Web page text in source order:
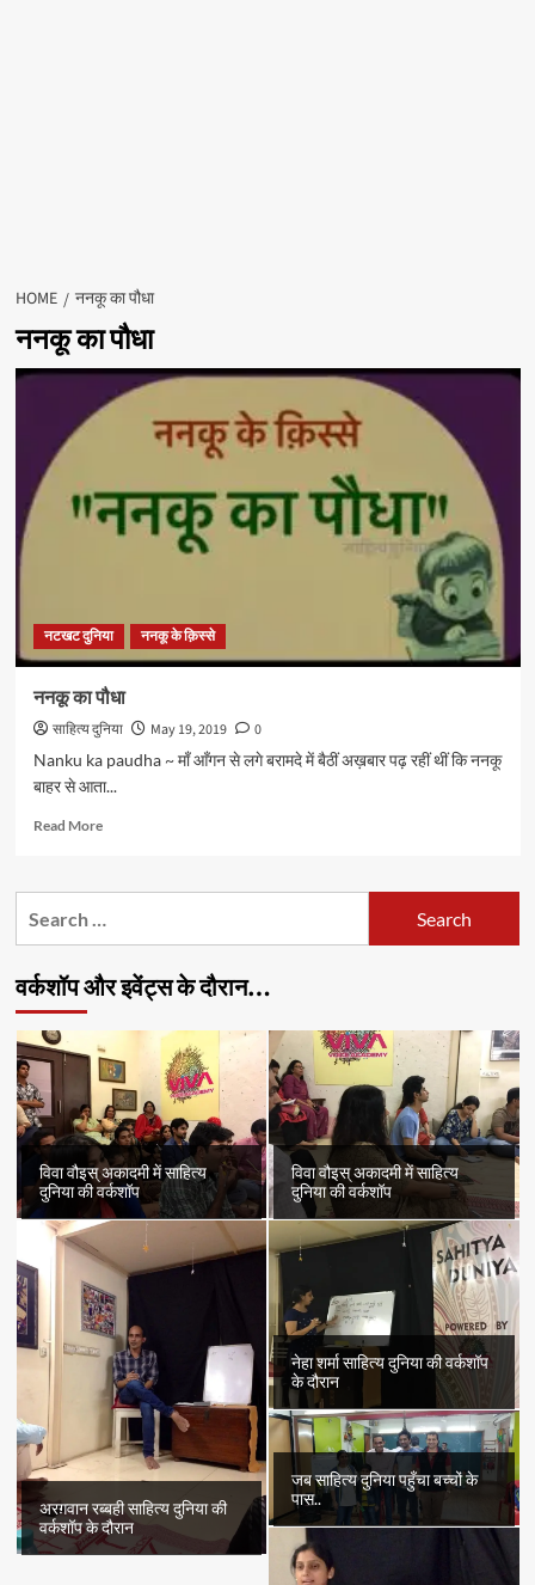
HOME ननकू का पौधा
ननकू का पौधा
नटखट दुनिया ननकू के क़िस्से
ननकू का पौधा
साहित्य दुनिया May 19, 2019
0
Nanku ka paudha ~ माँ आँगन से लगे बरामदे में बैठीं अख़बार पढ़ रहीं थीं कि ननकू
बाहर से आता...
Read MoreRead
ननकू
वर्कशॉप और इवेंट्स के दौरान…
विवा वौइस् अकादमी में साहित्य
दुनिया की वर्कशॉप
विवा वौइस् अकादमी में साहित्य
दुनिया की वर्कशॉप
अरग़वान रब्बही साहित्य दुनिया की
वर्कशॉप के दौरान
नेहा शर्मा साहित्य दुनिया की वर्कशॉप
के दौरान
जब साहित्य दुनिया पहुँचा बच्चों के
पास..